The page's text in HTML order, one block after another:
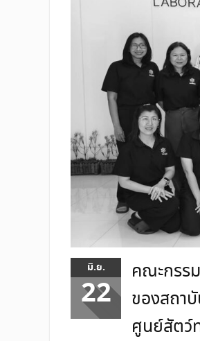
มิ.ย.
22
คณะกรร
ของสถา
ศูนย์สัตว์